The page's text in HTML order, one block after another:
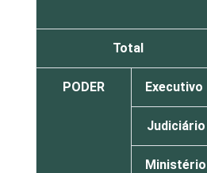
Total
PODER Executivo
Judiciário
Ministério